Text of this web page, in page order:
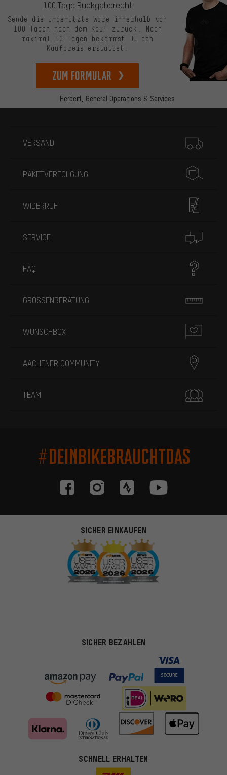
Herbert, General Operations & Services
100 Tage Rückgaberecht
Sende die ungenutzte Ware innerhalb von
100 Tagen nach dem Kauf zurück. Nach
maximal 10 Tagen bekommst Du den
Kaufpreis erstattet.
zum Formular
VERSAND
PAKETVERFOLGUNG
WIDERRUF
SERVICE
FAQ
GRÖSSENBERATUNG
WUNSCHBOX
AACHENER COMMUNITY
TEAM
#DEINBIKEBRAUCHTDAS
SICHER EINKAUFEN
SICHER BEZAHLEN
SCHNELL ERHALTEN